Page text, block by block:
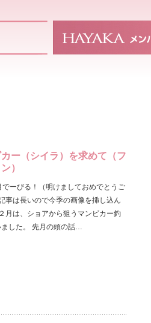
ー（シイラ）を求めて（フ
）
ーびる！（明けましておめでとうご
事は長いので今季の画像を挿し込ん
月は、ショアから狙うマンビカー釣
ました。 先月の頭の話…